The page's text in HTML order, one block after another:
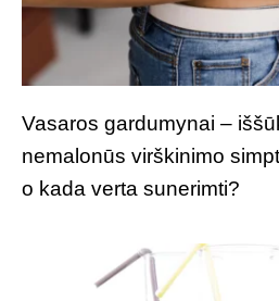
Vasaros gardumynai –
nemalonūs virškinimo
o kada verta sunerimti?